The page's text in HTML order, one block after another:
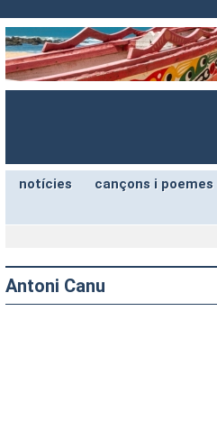
notícies cançons i poemes
Antoni Canu